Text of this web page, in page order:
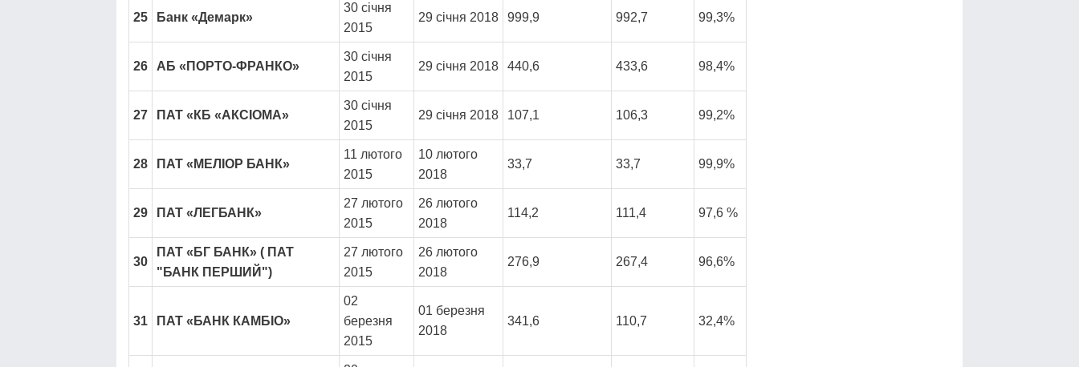
25 Банк «Демарк»
30 січня
2015
29 січня 2018 999,9 992,7 99,3%
26 АБ «ПОРТО-ФРАНКО»
30 січня
2015
29 січня 2018 440,6 433,6 98,4%
27 ПАТ «КБ «АКСІОМА»
30 січня
2015
29 січня 2018 107,1 106,3 99,2%
28 ПАТ «МЕЛІОР БАНК»
11 лютого
2015
10 лютого
2018
33,7 33,7 99,9%
29 ПАТ «ЛЕГБАНК»
27 лютого
2015
26 лютого
2018
114,2 111,4 97,6 %
30
ПАТ «БГ БАНК» ( ПАТ
"БАНК ПЕРШИЙ")
27 лютого
2015
26 лютого
2018
276,9 267,4 96,6%
31 ПАТ «БАНК КАМБІО»
02
березня
2015
01 березня
2018
341,6 110,7 32,4%